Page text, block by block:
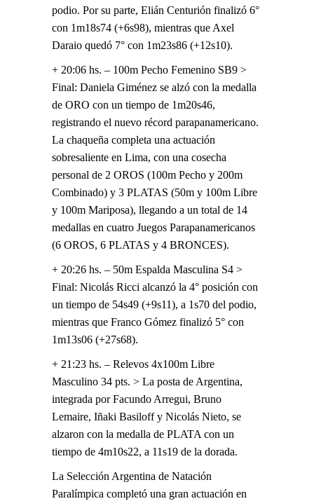
podio. Por su parte, Elián Centurión finalizó 6°
con 1m18s74 (+6s98), mientras que Axel
Daraio quedó 7° con 1m23s86 (+12s10).
+ 20:06 hs. – 100m Pecho Femenino SB9 >
Final: Daniela Giménez se alzó con la medalla
de ORO con un tiempo de 1m20s46,
registrando el nuevo récord parapanamericano.
La chaqueña completa una actuación
sobresaliente en Lima, con una cosecha
personal de 2 OROS (100m Pecho y 200m
Combinado) y 3 PLATAS (50m y 100m Libre
y 100m Mariposa), llegando a un total de 14
medallas en cuatro Juegos Parapanamericanos
(6 OROS, 6 PLATAS y 4 BRONCES).
+ 20:26 hs. – 50m Espalda Masculina S4 >
Final: Nicolás Ricci alcanzó la 4° posición con
un tiempo de 54s49 (+9s11), a 1s70 del podio,
mientras que Franco Gómez finalizó 5° con
1m13s06 (+27s68).
+ 21:23 hs. – Relevos 4x100m Libre
Masculino 34 pts. > La posta de Argentina,
integrada por Facundo Arregui, Bruno
Lemaire, Iñaki Basiloff y Nicolás Nieto, se
alzaron con la medalla de PLATA con un
tiempo de 4m10s22, a 11s19 de la dorada.
La Selección Argentina de Natación
Paralímpica completó una gran actuación en